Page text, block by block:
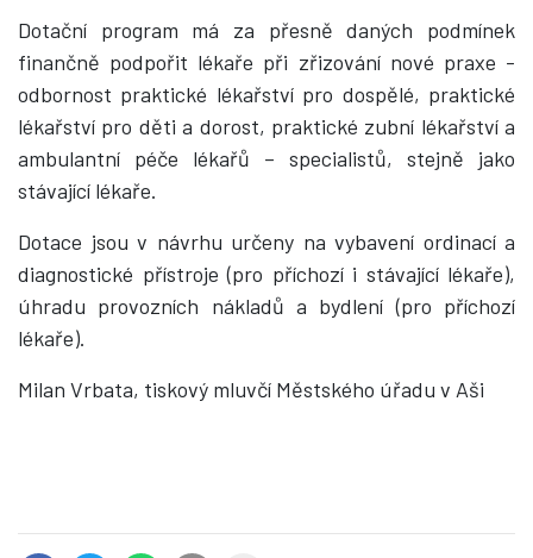
Dotační program má za přesně daných podmínek
finančně podpořit lékaře při zřizování nové praxe -
odbornost praktické lékařství pro dospělé, praktické
lékařství pro děti a dorost, praktické zubní lékařství a
ambulantní péče lékařů – specialistů, stejně jako
stávající lékaře.
Dotace jsou v návrhu určeny na vybavení ordinací a
diagnostické přístroje (pro příchozí i stávající lékaře),
úhradu provozních nákladů a bydlení (pro příchozí
lékaře).
Milan Vrbata, tiskový mluvčí Městského úřadu v Aši